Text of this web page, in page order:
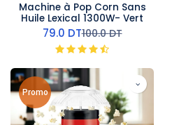
Machine à Pop Corn Sans
Huile Lexical 1300W- Vert
79.0 DT100.0DT
Promo